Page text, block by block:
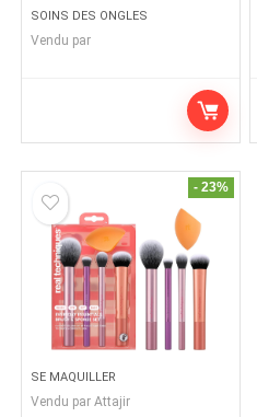
SOINS DES ONGLES
Vendu par
- 23%
SE MAQUILLER
Vendu par Attajir